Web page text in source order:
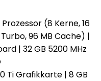
(8 Kerne, 16
Turbo, 96 MB Cache) |
| 32 GB 5200 MHz
Ti Grafikkarte | 8 GB